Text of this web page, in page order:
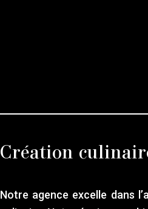
Création
Notre agence excelle dans